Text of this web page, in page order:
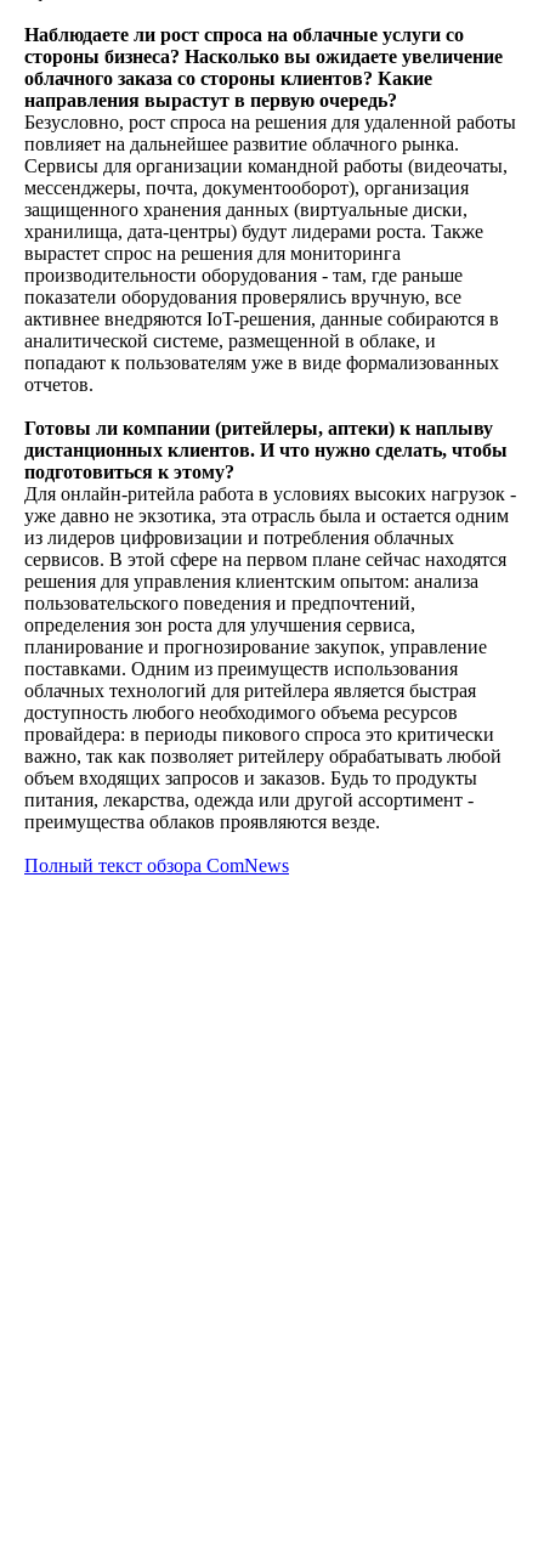
Наблюдаете ли рост спроса на облачные услуги со
стороны бизнеса? Насколько вы ожидаете увеличение
облачного заказа со стороны клиентов? Какие
направления вырастут в первую очередь?
Безусловно, рост спроса на решения для удаленной работы
повлияет на дальнейшее развитие облачного рынка.
Сервисы для организации командной работы (видеочаты,
мессенджеры, почта, документооборот), организация
защищенного хранения данных (виртуальные диски,
хранилища, дата-центры) будут лидерами роста. Также
вырастет спрос на решения для мониторинга
производительности оборудования - там, где раньше
показатели оборудования проверялись вручную, все
активнее внедряются IoT-решения, данные собираются в
аналитической системе, размещенной в облаке, и
попадают к пользователям уже в виде формализованных
отчетов.
Готовы ли компании (ритейлеры, аптеки) к наплыву
дистанционных клиентов. И что нужно сделать, чтобы
подготовиться к этому?
Для онлайн-ритейла работа в условиях высоких нагрузок -
уже давно не экзотика, эта отрасль была и остается одним
из лидеров цифровизации и потребления облачных
сервисов. В этой сфере на первом плане сейчас находятся
решения для управления клиентским опытом: анализа
пользовательского поведения и предпочтений,
определения зон роста для улучшения сервиса,
планирование и прогнозирование закупок, управление
поставками. Одним из преимуществ использования
облачных технологий для ритейлера является быстрая
доступность любого необходимого объема ресурсов
провайдера: в периоды пикового спроса это критически
важно, так как позволяет ритейлеру обрабатывать любой
объем входящих запросов и заказов. Будь то продукты
питания, лекарства, одежда или другой ассортимент -
преимущества облаков проявляются везде.
Полный текст обзора ComNews